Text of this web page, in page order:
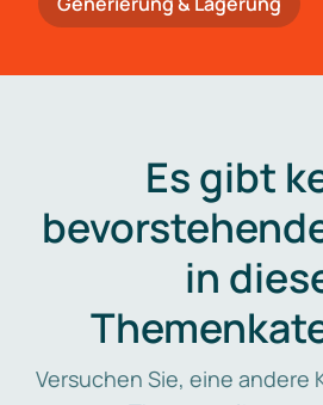
Es gibt
in
Versuchen Sie, eine andere